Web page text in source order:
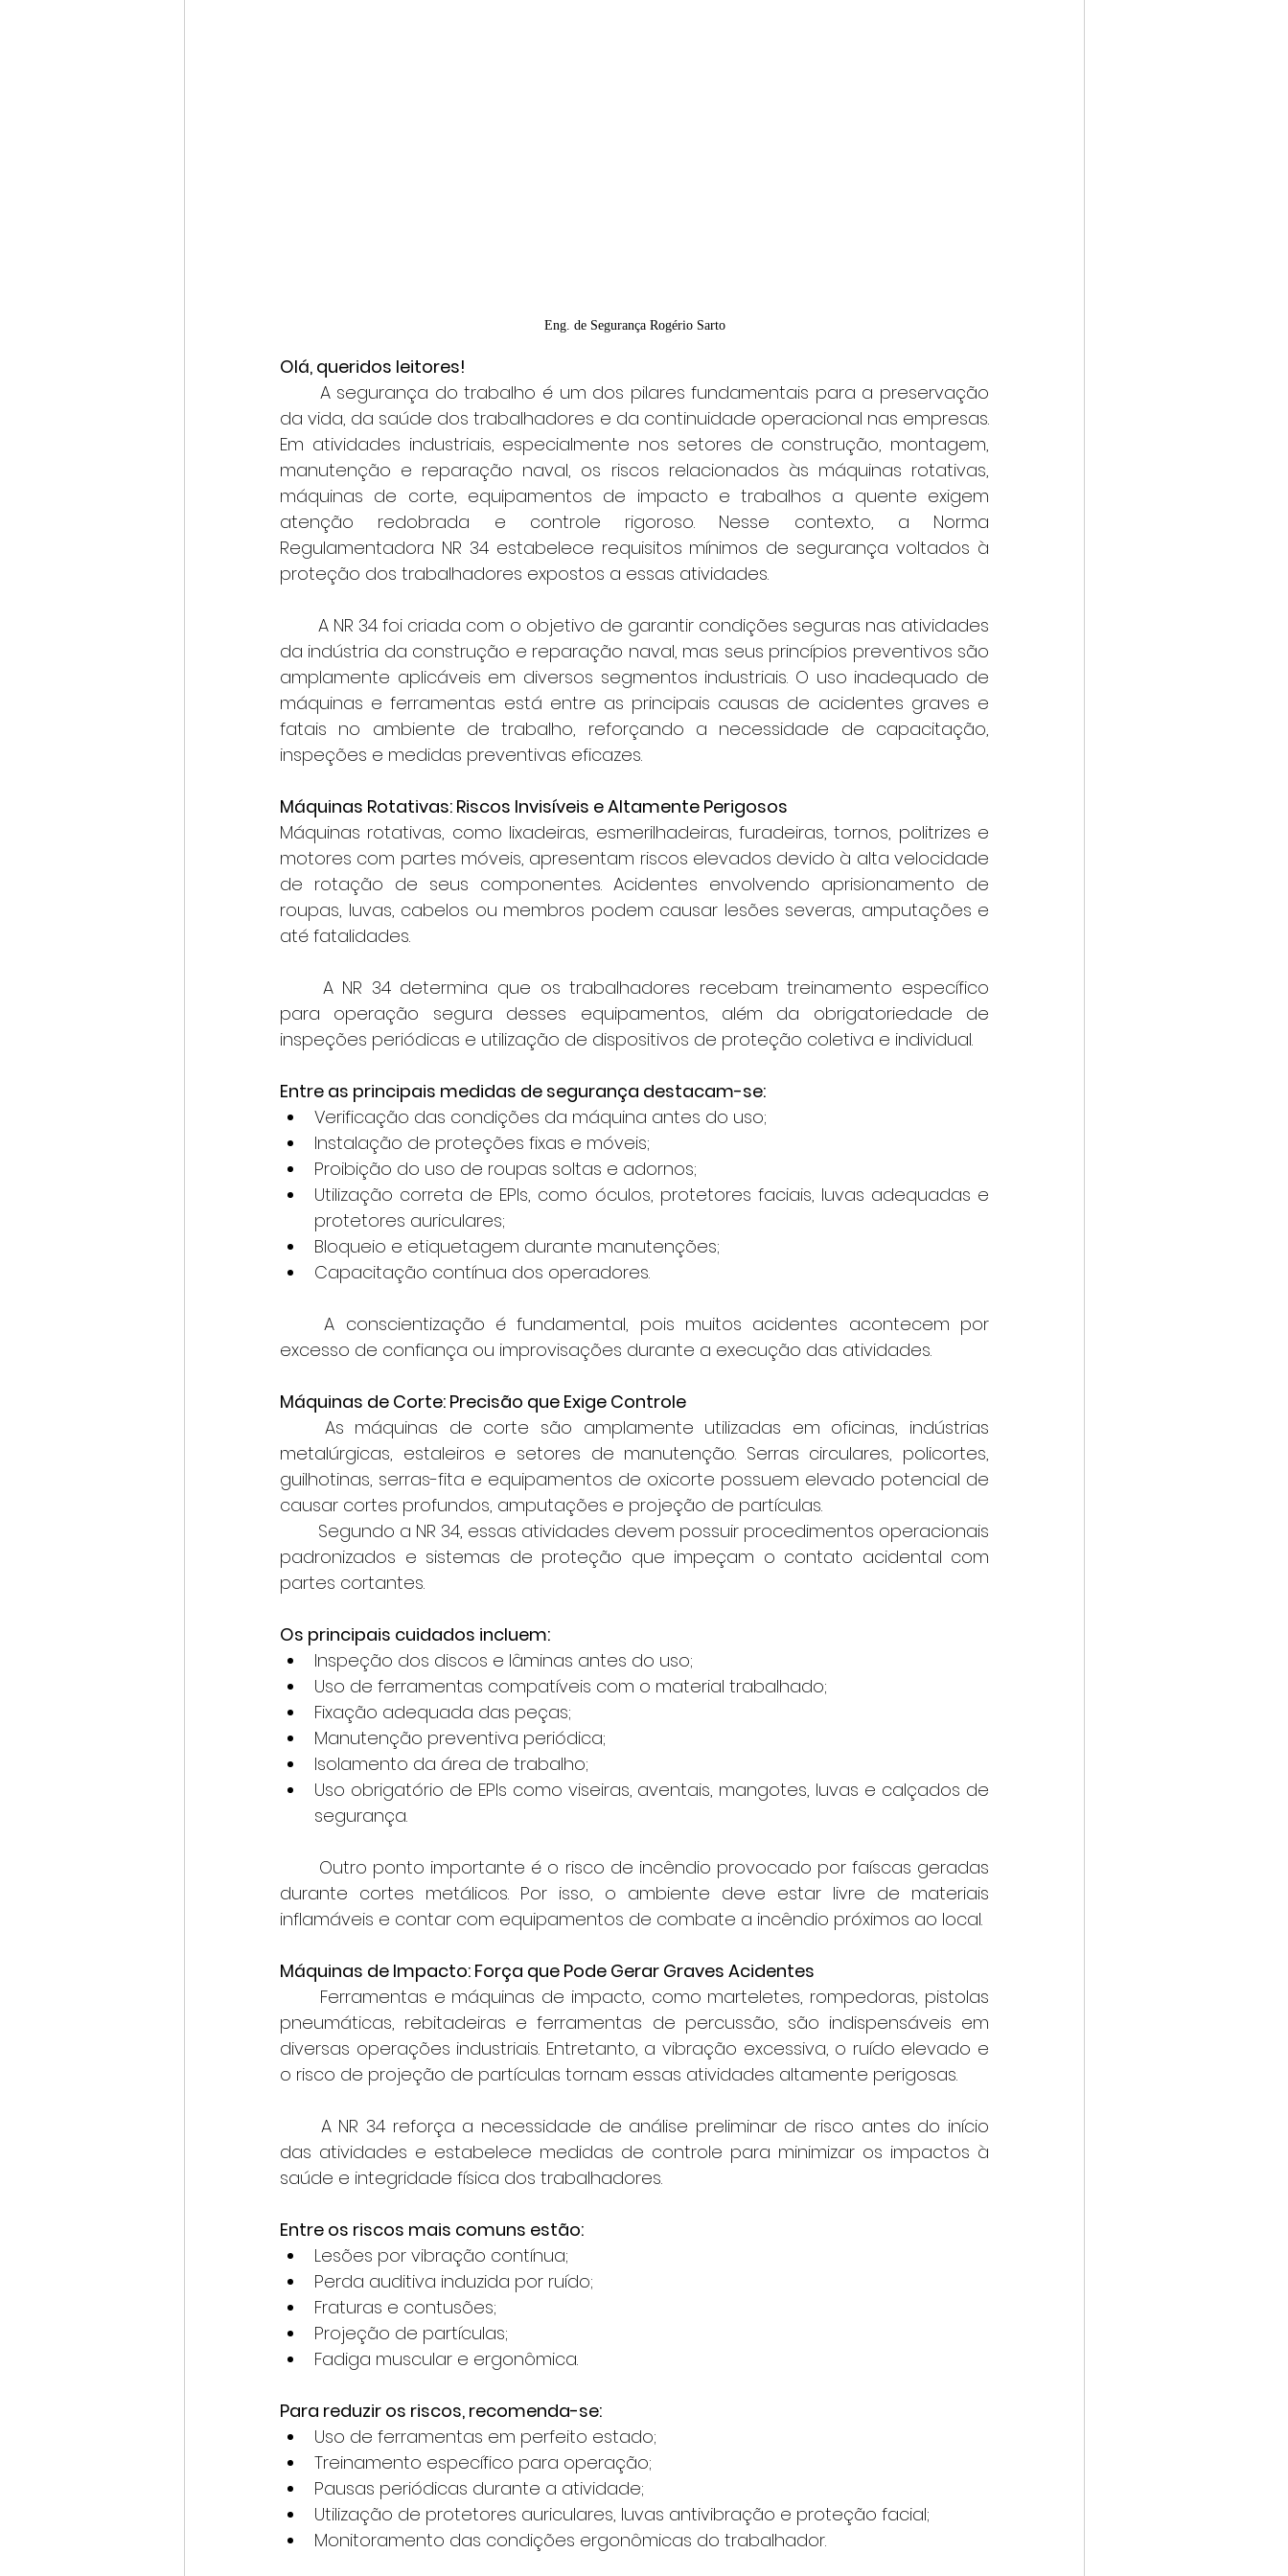
Eng. de Segurança Rogério Sarto
Olá, queridos leitores!
da vida, da saúde dos trabalhadores e da continuidade operacional nas empresas.
Em atividades industriais, especialmente nos setores de construção, montagem,
manutenção e reparação naval, os riscos relacionados às máquinas rotativas,
máquinas de corte, equipamentos de impacto e trabalhos a quente exigem
atenção redobrada e controle rigoroso. Nesse contexto, a Norma
Regulamentadora NR 34 estabelece requisitos mínimos de segurança voltados à
proteção dos trabalhadores expostos a essas atividades.
	A NR 34 foi criada com o objetivo de garantir condições seguras nas atividades
da indústria da construção e reparação naval, mas seus princípios preventivos são
amplamente aplicáveis em diversos segmentos industriais. O uso inadequado de
máquinas e ferramentas está entre as principais causas de acidentes graves e
fatais no ambiente de trabalho, reforçando a necessidade de capacitação,
inspeções e medidas preventivas eficazes.
Máquinas Rotativas: Riscos Invisíveis e Altamente Perigosos
Máquinas rotativas, como lixadeiras, esmerilhadeiras, furadeiras, tornos, politrizes e
motores com partes móveis, apresentam riscos elevados devido à alta velocidade
de rotação de seus componentes. Acidentes envolvendo aprisionamento de
roupas, luvas, cabelos ou membros podem causar lesões severas, amputações e
até fatalidades.
para operação segura desses equipamentos, além da obrigatoriedade de
inspeções periódicas e utilização de dispositivos de proteção coletiva e individual.
Entre as principais medidas de segurança destacam-se:
Verificação das condições da máquina antes do uso;
Instalação de proteções fixas e móveis;
Proibição do uso de roupas soltas e adornos;
Utilização correta de EPIs, como óculos, protetores faciais, luvas adequadas e
protetores auriculares;
Bloqueio e etiquetagem durante manutenções;
Capacitação contínua dos operadores.
	A conscientização é fundamental, pois muitos acidentes acontecem por
excesso de confiança ou improvisações durante a execução das atividades.
Máquinas de Corte: Precisão que Exige Controle
metalúrgicas, estaleiros e setores de manutenção. Serras circulares, policortes,
guilhotinas, serras-fita e equipamentos de oxicorte possuem elevado potencial de
causar cortes profundos, amputações e projeção de partículas.
padronizados e sistemas de proteção que impeçam o contato acidental com
partes cortantes.
Os principais cuidados incluem:
Inspeção dos discos e lâminas antes do uso;
Uso de ferramentas compatíveis com o material trabalhado;
Fixação adequada das peças;
Manutenção preventiva periódica;
Isolamento da área de trabalho;
Uso obrigatório de EPIs como viseiras, aventais, mangotes, luvas e calçados de
segurança.
durante cortes metálicos. Por isso, o ambiente deve estar livre de materiais
inflamáveis e contar com equipamentos de combate a incêndio próximos ao local.
Máquinas de Impacto: Força que Pode Gerar Graves Acidentes
pneumáticas, rebitadeiras e ferramentas de percussão, são indispensáveis em
diversas operações industriais. Entretanto, a vibração excessiva, o ruído elevado e
o risco de projeção de partículas tornam essas atividades altamente perigosas.
das atividades e estabelece medidas de controle para minimizar os impactos à
saúde e integridade física dos trabalhadores.
Entre os riscos mais comuns estão:
Lesões por vibração contínua;
Perda auditiva induzida por ruído;
Fraturas e contusões;
Projeção de partículas;
Fadiga muscular e ergonômica.
Para reduzir os riscos, recomenda-se:
Uso de ferramentas em perfeito estado;
Treinamento específico para operação;
Pausas periódicas durante a atividade;
Utilização de protetores auriculares, luvas antivibração e proteção facial;
Monitoramento das condições ergonômicas do trabalhador.